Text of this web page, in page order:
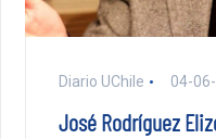
Diario UChile 04-
José Rodríguez